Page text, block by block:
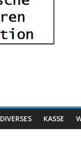
DIVERSES KASSE